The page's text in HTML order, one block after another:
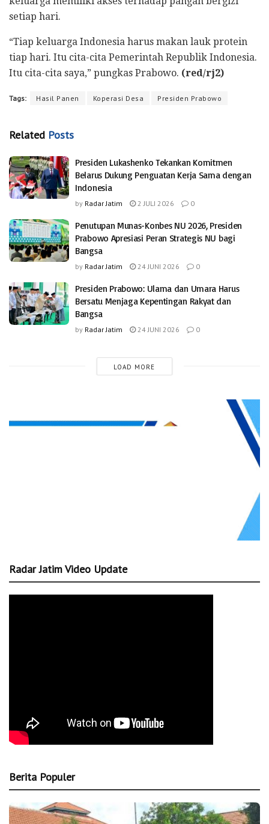
setiap hari.
“Tiap keluarga Indonesia harus makan lauk protein
tiap hari. Itu cita-cita Pemerintah Republik Indonesia.
Itu cita-cita saya,” pungkas Prabowo. (red/rj2)
Tags: Hasil Panen Koperasi Desa Presiden Prabowo
Related Posts
Presiden Lukashenko Tekankan Komitmen
Belarus Dukung Penguatan Kerja Sama dengan
Indonesia
by Radar Jatim 2 JULI 2026 0
Penutupan Munas-Konbes NU 2026, Presiden
Prabowo Apresiasi Peran Strategis NU bagi
Bangsa
by Radar Jatim 24 JUNI 2026 0
Presiden Prabowo: Ulama dan Umara Harus
Bersatu Menjaga Kepentingan Rakyat dan
Bangsa
by Radar Jatim 24 JUNI 2026 0
LOAD MORE
Radar Jatim Video Update
Berita Populer